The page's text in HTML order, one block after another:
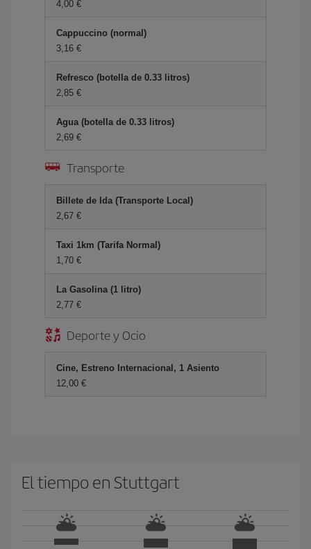
4,00 €
Cappuccino (normal)
3,16 €
Refresco (botella de 0.33 litros)
2,85 €
Agua (botella de 0.33 litros)
2,69 €
Transporte
Billete de Ida (Transporte Local)
2,67 €
Taxi 1km (Tarifa Normal)
1,70 €
La Gasolina (1 litro)
2,77 €
Deporte y Ocio
Cine, Estreno Internacional, 1 Asiento
12,00 €
El tiempo en Stuttgart